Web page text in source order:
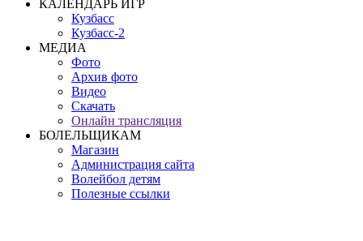
КАЛЕНДАРЬ ИГР
Кузбасс
Кузбасс-2
МЕДИА
Фото
Архив фото
Видео
Скачать
Онлайн трансляция
БОЛЕЛЬЩИКАМ
Магазин
Администрация сайта
Волейбол детям
Полезные ссылки